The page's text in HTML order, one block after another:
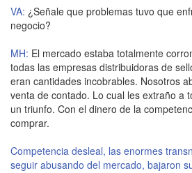
VA: ¿Señale que problemas tuvo que
negocio?
MH: El mercado estaba totalmente
todas las empresas distribuidoras de
eran cantidades incobrables. Nosotros
venta de contado. Lo cual les extraño a
un triunfo. Con el dinero de la
comprar.
Competencia desleal, las enormes
seguir abusando del mercado, bajaron